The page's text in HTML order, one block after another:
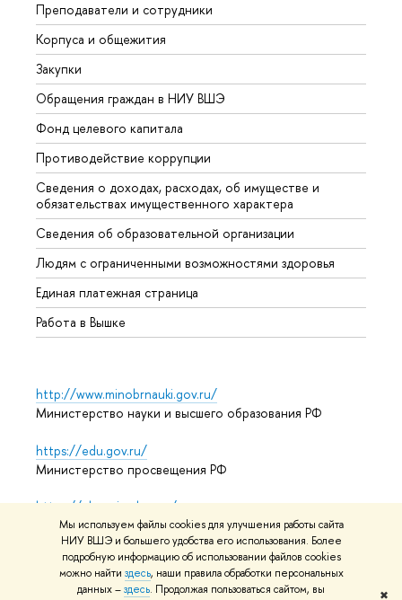
Мы используем файлы cookies для улучшения работы сайта
НИУ ВШЭ и большего удобства его использования. Более
подробную информацию об использовании файлов cookies
можно найти здесь, наши правила обработки персональных
данных –здесь. Продолжая пользоваться сайтом, вы
✖
Преподаватели и сотрудники
Корпуса и общежития
Закупки
Обращения граждан в НИУ ВШЭ
Фонд целевого капитала
Противодействие коррупции
Сведения о доходах, расходах, об имуществе и
обязательствах имущественного характера
Сведения об образовательной организации
Людям с ограниченными возможностями здоровья
Единая платежная страница
Работа в Вышке
http://www.minobrnauki.gov.ru/
Министерство науки и высшего образования РФ
https://edu.gov.ru/
Министерство просвещения РФ
https://elearning.hse.ru/mooc
Массовые открытые онлайн-курсы
© НИУ ВШЭ 1993–2026 Адреса и контактыУсловия